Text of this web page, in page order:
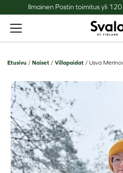
Ilmainen Postin toimitus yli
Etusivu / Naiset / Villapaidat / Usva